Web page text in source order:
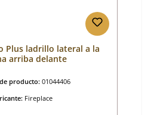
Plus ladrillo lateral a la
arriba delante
producto: 01044406
Fireplace